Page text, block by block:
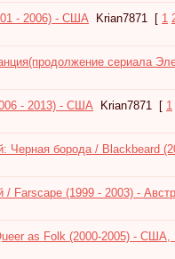
- 2006) - США Krian7871 [ 1
сериала
- 2013) - США Krian7871 [ 1
Черная борода / Blackbeard
/ Farscape (1999 - 2003) -
as Folk (2000-2005) - США,